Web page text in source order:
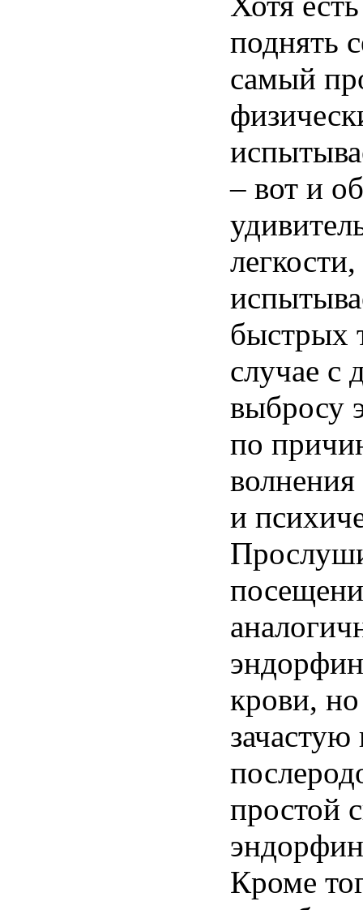
поднять
самый
– вот и
быстрых
случае с
выбросу
по
и
крови,
простой
Кроме